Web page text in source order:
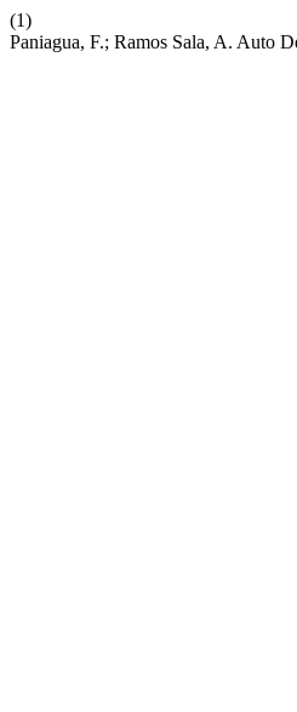
(1)
Paniagua, F.; Ramos Sala, A. Auto